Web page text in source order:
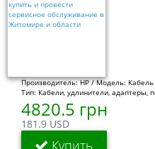
Производитель: HP / Модель: Кабель
Тип: Кабели, удлинители, адаптеры,
4820.5 грн
181.9 USD
Купить